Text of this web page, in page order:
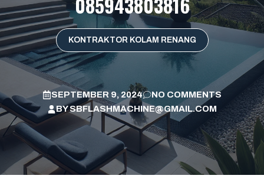
KONTRAKTOR KOLAM RENANG
SEPTEMBER 9, 2024
NO COMMENTS
BYSBFLASHMACHINE@GMAIL.COM